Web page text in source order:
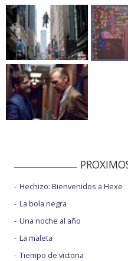
Hechizo: Bienvenidos a Hexe
La bola negra
Una noche al año
La maleta
Tiempo de victoria